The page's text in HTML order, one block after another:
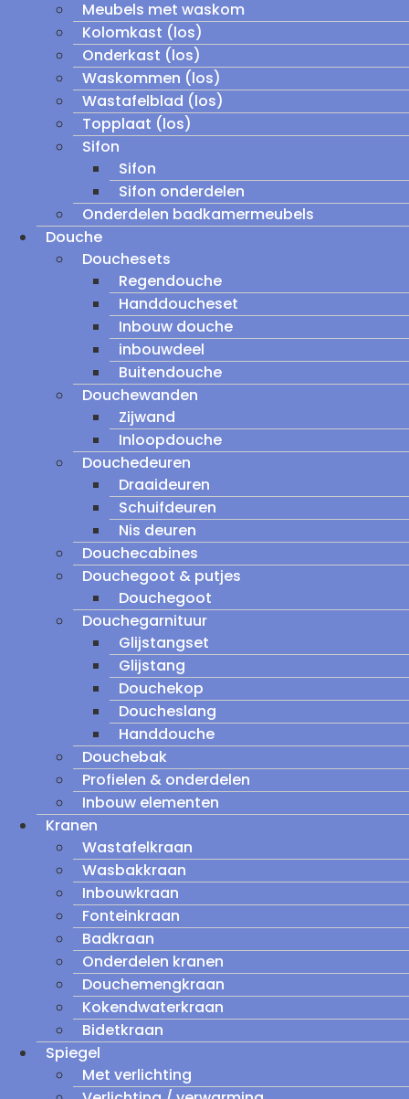
Meubels met waskom
Kolomkast (los)
Onderkast (los)
Waskommen (los)
Wastafelblad (los)
Topplaat (los)
Sifon
Sifon
Sifon onderdelen
Onderdelen badkamermeubels
Douche
Douchesets
Regendouche
Handdoucheset
Inbouw douche
inbouwdeel
Buitendouche
Douchewanden
Zijwand
Inloopdouche
Douchedeuren
Draaideuren
Schuifdeuren
Nis deuren
Douchecabines
Douchegoot & putjes
Douchegoot
Douchegarnituur
Glijstangset
Glijstang
Douchekop
Doucheslang
Handdouche
Douchebak
Profielen & onderdelen
Inbouw elementen
Kranen
Wastafelkraan
Wasbakkraan
Inbouwkraan
Fonteinkraan
Badkraan
Onderdelen kranen
Douchemengkraan
Kokendwaterkraan
Bidetkraan
Spiegel
Met verlichting